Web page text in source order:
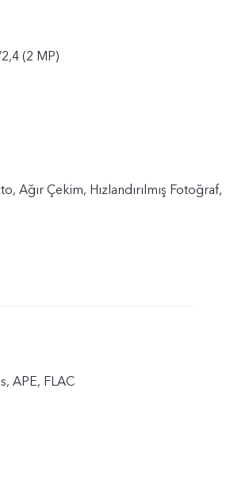
(2 MP)
Ağır Çekim, Hızlandırılmış Fotoğraf,
APE, FLAC